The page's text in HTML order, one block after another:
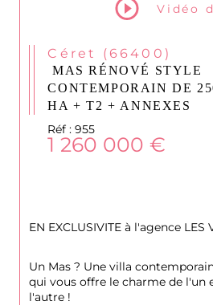
Vidéo
Céret (66400)
MAS RÉNOVÉ STYLE
CONTEMPORAIN DE
HA + T2 + ANNEXES
Réf : 955
1 260 000 €
EN EXCLUSIVITE à l'agence LES
Un Mas ? Une villa
qui vous offre le charme de l'un
l'autre !